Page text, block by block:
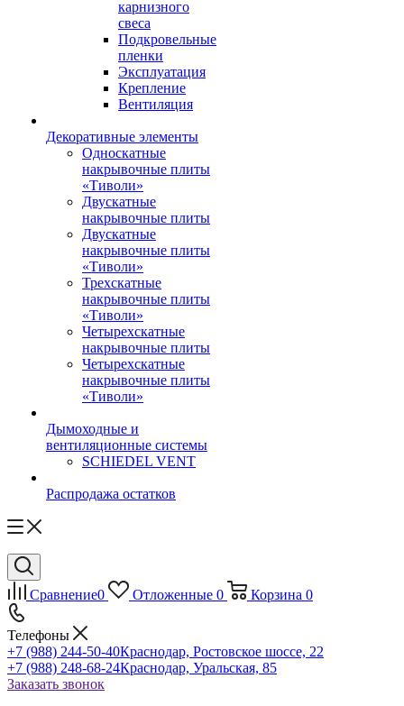
карнизного
свеса
Подкровельные
пленки
Эксплуатация
Крепление
Вентиляция
Декоративные элементы
Односкатные
накрывочные плиты
«Тиволи»
Двускатные
накрывочные плиты
Двускатные
накрывочные плиты
«Тиволи»
Трехскатные
накрывочные плиты
«Тиволи»
Четырехскатные
накрывочные плиты
Четырехскатные
накрывочные плиты
«Тиволи»
Дымоходные и
вентиляционные системы
SCHIEDEL VENT
Распродажа остатков
Сравнение0 Отложенные 0 Корзина 0
Телефоны
+7 (988) 244-50-40Краснодар, Ростовское шоссе, 22
+7 (988) 248-68-24Краснодар, Уральская, 85
Заказать звонок